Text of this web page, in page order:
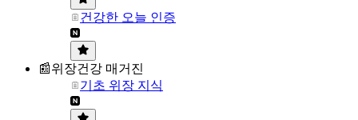
건강한 오늘 인증
📰위장건강 매거진
기초 위장 지식